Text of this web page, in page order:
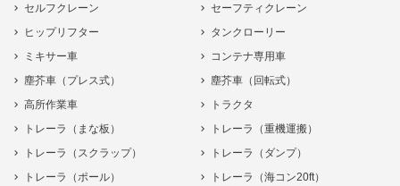
セルフクレーン
セーフティクレーン
ヒップリフター
タンクローリー
ミキサー車
コンテナ専用車
塵芥車（プレス式）
塵芥車（回転式）
高所作業車
トラクタ
トレーラ（まな板）
トレーラ（重機運搬）
トレーラ（スクラップ）
トレーラ（ダンプ）
トレーラ（ポール）
トレーラ（海コン20ft）